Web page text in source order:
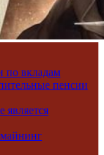
по вкладам
пенсии